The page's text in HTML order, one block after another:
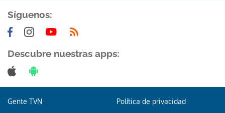
Síguenos:
Descubre nuestras apps:
Gente TVN Política de privacidad